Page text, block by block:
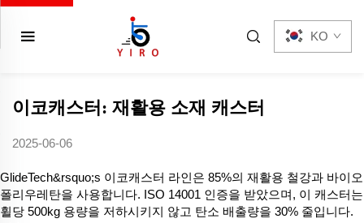
KO
이코캐스터: 재활용 소재 캐스터
2025-06-06
GlideTech&rsquo;s 이코캐스터 라인은 85%의 재활용 철강과 바이오
폴리우레탄을 사용합니다. ISO 14001 인증을 받았으며, 이 캐스터는
휠당 500kg 용량을 저하시키지 않고 탄소 배출량을 30% 줄입니다.